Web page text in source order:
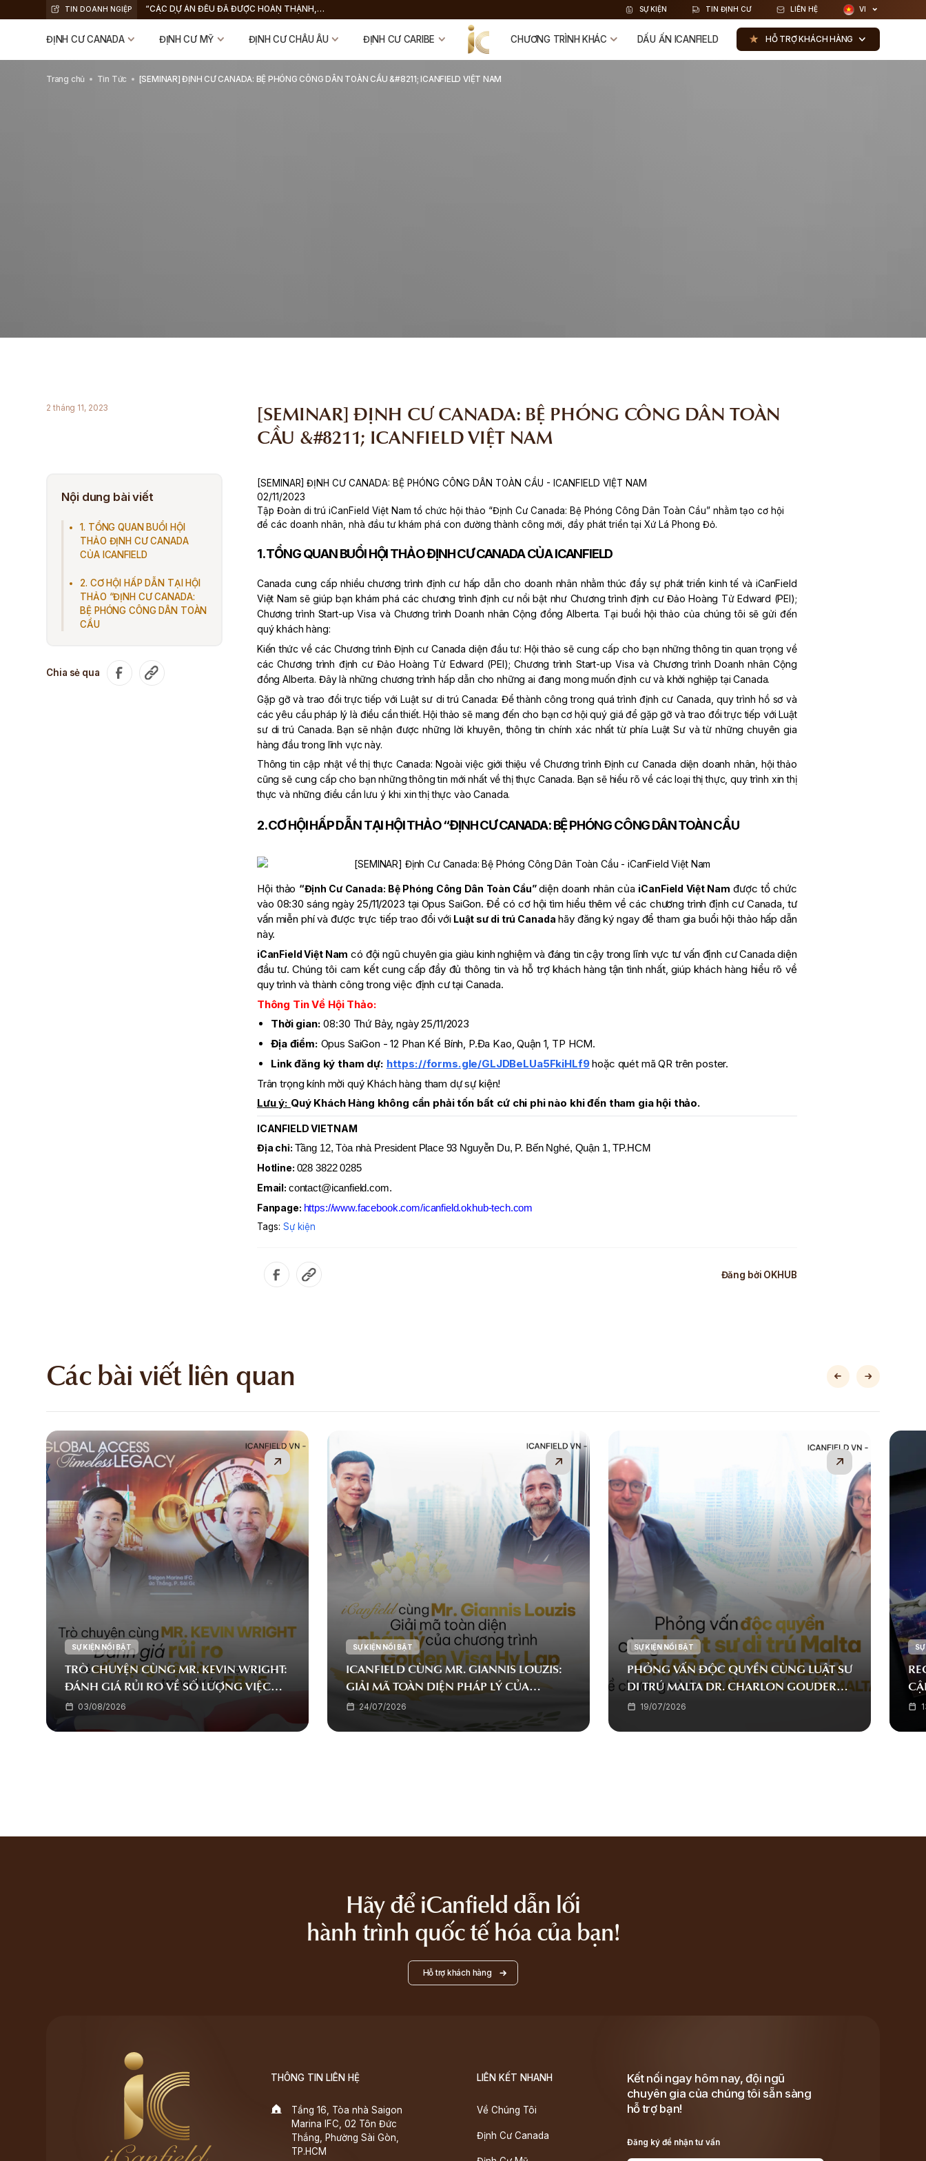
TIN DOANH NGIỆP
“CÁC DỰ ÁN ĐỀU ĐÃ ĐƯỢC HOÀN THÀNH,
NHÀ ĐẦU TƯ NHẬN THẺ XANH VÀ HOÀN
SỰ KIỆN TIN ĐỊNH CƯ LIÊN HỆ VI
ĐỊNH CƯ CANADA ĐỊNH CƯ MỸ ĐỊNH CƯ CHÂU ÂU ĐỊNH CƯ CARIBE CHƯƠNG TRÌNH KHÁC DẤU ẤN ICANFIELD HỖ TRỢ KHÁCH HÀNG
Trang chủ Tin Tức [SEMINAR] ĐỊNH CƯ CANADA: BỆ PHÓNG CÔNG DÂN TOÀN CẦU &#8211; ICANFIELD VIỆT NAM
2 tháng 11, 2023
Nội dung bài viết
1. TỔNG QUAN BUỔI HỘI
THẢO ĐỊNH CƯ CANADA
CỦA ICANFIELD
2. CƠ HỘI HẤP DẪN TẠI HỘI
THẢO “ĐỊNH CƯ CANADA:
BỆ PHÓNG CÔNG DÂN TOÀN
CẦU
Chia sẻ qua
[SEMINAR] ĐỊNH CƯ CANADA: BỆ PHÓNG CÔNG DÂN TOÀN
CẦU &#8211; ICANFIELD VIỆT NAM
[SEMINAR] ĐỊNH CƯ CANADA: BỆ PHÓNG CÔNG DÂN TOÀN CẦU - ICANFIELD VIỆT NAM
02/11/2023
Tập Đoàn di trú iCanField Việt Nam tổ chức hội thảo “Định Cư Canada: Bệ Phóng Công Dân Toàn Cầu” nhằm tạo cơ hội
để các doanh nhân, nhà đầu tư khám phá con đường thành công mới, đầy phát triển tại Xứ Lá Phong Đỏ.
1. TỔNG QUAN BUỔI HỘI THẢO ĐỊNH CƯ CANADA CỦA ICANFIELD
Canada cung cấp nhiều chương trình định cư hấp dẫn cho doanh nhân nhằm thúc đẩy sự phát triển kinh tế và iCanField
Việt Nam sẽ giúp bạn khám phá các chương trình định cư nổi bật như Chương trình định cư Đảo Hoàng Tử Edward (PEI);
Chương trình Start-up Visa và Chương trình Doanh nhân Cộng đồng Alberta. Tại buổi hội thảo của chúng tôi sẽ gửi đến
quý khách hàng:
Kiến thức về các Chương trình Định cư Canada diện đầu tư: Hội thảo sẽ cung cấp cho bạn những thông tin quan trọng về
các Chương trình định cư Đảo Hoàng Tử Edward (PEI); Chương trình Start-up Visa và Chương trình Doanh nhân Cộng
đồng Alberta. Đây là những chương trình hấp dẫn cho những ai đang mong muốn định cư và khởi nghiệp tại Canada.
Gặp gỡ và trao đổi trực tiếp với Luật sư di trú Canada: Để thành công trong quá trình định cư Canada, quy trình hồ sơ và
các yêu cầu pháp lý là điều cần thiết. Hội thảo sẽ mang đến cho bạn cơ hội quý giá để gặp gỡ và trao đổi trực tiếp với Luật
sư di trú Canada. Bạn sẽ nhận được những lời khuyên, thông tin chính xác nhất từ phía Luật Sư và từ những chuyên gia
hàng đầu trong lĩnh vực này.
Thông tin cập nhật về thị thực Canada: Ngoài việc giới thiệu về Chương trình Định cư Canada diện doanh nhân, hội thảo
cũng sẽ cung cấp cho bạn những thông tin mới nhất về thị thực Canada. Bạn sẽ hiểu rõ về các loại thị thực, quy trình xin thị
thực và những điều cần lưu ý khi xin thị thực vào Canada.
2. CƠ HỘI HẤP DẪN TẠI HỘI THẢO “ĐỊNH CƯ CANADA: BỆ PHÓNG CÔNG DÂN TOÀN CẦU
Hội thảo “Định Cư Canada: Bệ Phóng Công Dân Toàn Cầu”diện doanh nhân của iCanField Việt Nam được tổ chức
vào 08:30 sáng ngày 25/11/2023 tại Opus SaiGon. Để có cơ hội tìm hiểu thêm về các chương trình định cư Canada, tư
vấn miễn phívà được trực tiếp trao đổi với Luật sư di trú Canada hãy đăng ký ngay để tham gia buổi hội thảo hấp dẫn
này.
iCanField Việt Nam có đội ngũ chuyên gia giàu kinh nghiệm và đáng tin cậy trong lĩnh vực tư vấn định cư Canada diện
đầu tư. Chúng tôi cam kết cung cấp đầy đủ thông tin và hỗ trợ khách hàng tận tình nhất, giúp khách hàng hiểu rõ về
quy trình và thành công trong việc định cư tại Canada.
Thông Tin Về Hội Thảo:
Thời gian: 08:30 Thứ Bảy, ngày 25/11/2023
Địa điểm: Opus SaiGon - 12 Phan Kế Bính, P.Đa Kao, Quận 1, TP HCM.
Link đăng ký tham dự: https://forms.gle/GLJDBeLUa5FkiHLf9hoặc quét mã QR trên poster.
Trân trọng kính mời quý Khách hàng tham dự sự kiện!
Lưu ý: Quý Khách Hàng không cần phải tốn bất cứ chi phi nào khi đến tham gia hội thảo.
ICANFIELD VIETNAM
Địa chỉ: Tầng 12, Tòa nhà President Place 93 Nguyễn Du, P. Bến Nghé, Quận 1, TP.HCM
Hotline: 028 3822 0285
Email: contact@icanfield.com.
Fanpage: https://www.facebook.com/icanfield.okhub-tech.com
Tags: Sự kiện
Đăng bởi OKHUB
Các bài viết liên quan
SỰ KIỆN NỔI BẬT
TRÒ CHUYỆN CÙNG MR. KEVIN WRIGHT:
ĐÁNH GIÁ RỦI RO VỀ SỐ LƯỢNG VIỆC
LÀM ĐƯỢC TẠO RA TRONG DỰ ÁN EB-5
03/08/2026
SỰ KIỆN NỔI BẬT
ICANFIELD CÙNG MR. GIANNIS LOUZIS:
GIẢI MÃ TOÀN DIỆN PHÁP LÝ CỦA
CHƯƠNG TRÌNH GOLDEN VISA HY LẠP
24/07/2026
SỰ KIỆN NỔI BẬT
PHỎNG VẤN ĐỘC QUYỀN CÙNG LUẬT SƯ
DI TRÚ MALTA DR. CHARLON GOUDER
VỀ CHƯƠNG TRÌNH THƯỜNG TRÚ NHÂN
19/07/2026
Hãy để iCanfield dẫn lối
hành trình quốc tế hóa của bạn!
Hỗ trợ khách hàng
THÔNG TIN LIÊN HỆ
Tầng 16, Tòa nhà Saigon
Marina IFC, 02 Tôn Đức
Thắng, Phường Sài Gòn,
TP.HCM
LIÊN KẾT NHANH
Về Chúng Tôi
Định Cư Canada
Kết nối ngay hôm nay, đội ngũ
chuyên gia của chúng tôi sẵn sàng
hỗ trợ bạn!
Đăng ký để nhận tư vấn